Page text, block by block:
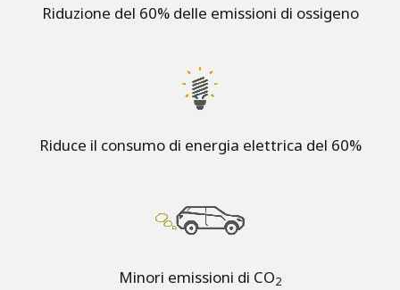
Riduzione del 60% delle emissioni di ossigeno
Riduce il consumo di energia elettrica del 60%
Minori emissioni di CO2